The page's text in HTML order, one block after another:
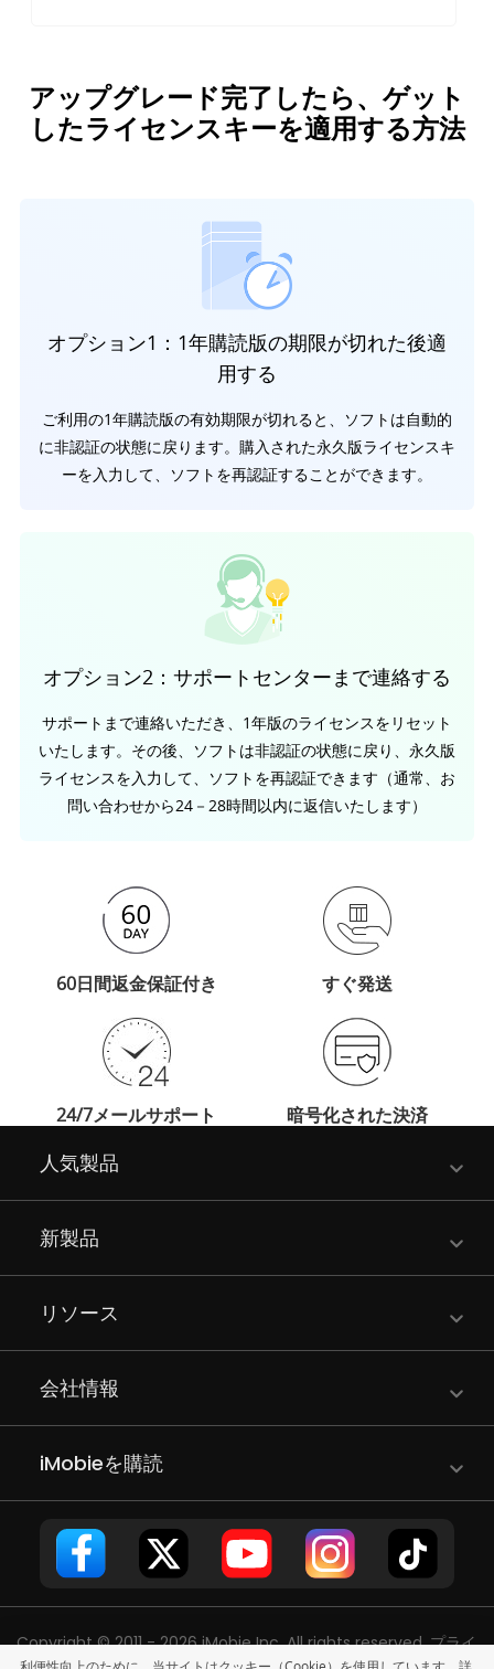
アップグレード完了したら、ゲット
したライセンスキーを適用する方法
オプション1：1年購読版の期限が切れた後適
用する
ご利用の1年購読版の有効期限が切れると、ソフトは自動的
に非認証の状態に戻ります。購入された永久版ライセンスキ
ーを入力して、ソフトを再認証することができます。
オプション2：サポートセンターまで連絡する
サポートまで連絡いただき、1年版のライセンスをリセット
いたします。その後、ソフトは非認証の状態に戻り、永久版
ライセンスを入力して、ソフトを再認証できます（通常、お
問い合わせから24－28時間以内に返信いたします）
60日間返金保証付き すぐ発送
24/7メールサポート 暗号化された決済
人気製品
新製品
リソース
会社情報
iMobieを購読
Copyright © 2011 - 2026 iMobie Inc. All rights reserved.プライ